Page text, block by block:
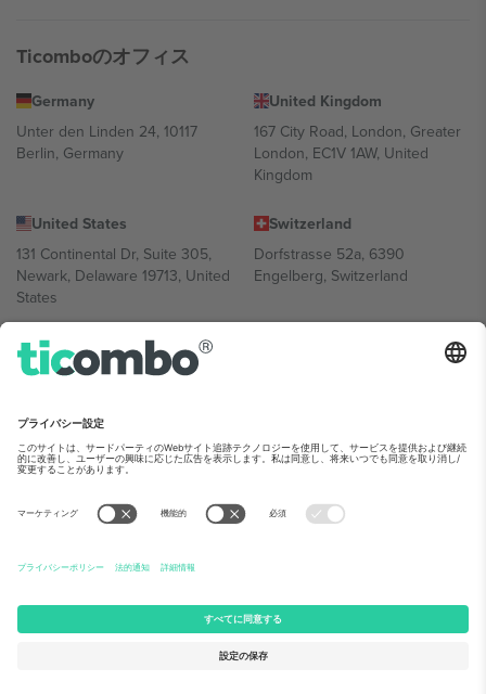
Ticomboのオフィス
Germany
Unter den Linden 24, 10117
Berlin, Germany
United Kingdom
167 City Road, London, Greater
London, EC1V 1AW, United
Kingdom
United States
131 Continental Dr, Suite 305,
Newark, Delaware 19713, United
States
Switzerland
Dorfstrasse 52a, 6390
Engelberg, Switzerland
Bulgaria
Regus Sofia City West, bul
Bulgaria
Mexico
Av Chapultepec 360, Roma
Norte, Cuauhtémoc, 06700
Mexico
Platform provider legal entity might vary depending on location,
event and/or domain.詳細は各イベントページをご確認ください。,
© 2026 Ticombo. 無断転載を禁じます.